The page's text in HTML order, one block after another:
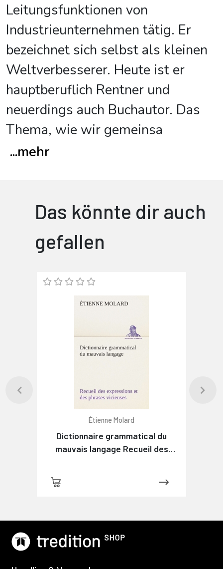
Leitungsfunktionen von
Industrieunternehmen tätig. Er
bezeichnet sich selbst als kleinen
Weltverbesserer. Heute ist er
hauptberuflich Rentner und
neuerdings auch Buchautor. Das
Thema, wie wir gemeinsa
...mehr
Das könnte dir auch
gefallen
Étienne Molard
Dictionnaire grammatical du
mauvais langage Recueil des
vicieuses usitées en France, et